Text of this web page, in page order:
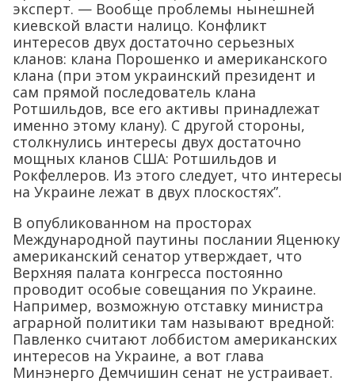
эксперт. — Вообще проблемы нынешней
киевской власти налицо. Конфликт
интересов двух достаточно серьезных
кланов: клана Порошенко и американского
клана (при этом украинский президент и
сам прямой последователь клана
Ротшильдов, все его активы принадлежат
именно этому клану). С другой стороны,
столкнулись интересы двух достаточно
мощных кланов США: Ротшильдов и
Рокфеллеров. Из этого следует, что интересы
на Украине лежат в двух плоскостях”.
В опубликованном на просторах
Международной паутины послании Яценюку
американский сенатор утверждает, что
Верхняя палата конгресса постоянно
проводит особые совещания по Украине.
Например, возможную отставку министра
аграрной политики там называют вредной:
Павленко считают лоббистом американских
интересов на Украине, а вот глава
Минэнерго Демчишин сенат не устраивает.